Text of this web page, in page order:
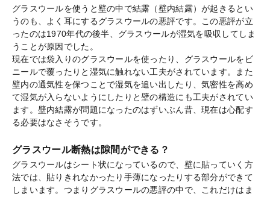
グラスウールを使うと壁の中で結露（壁内結露）が起きるとい
うのも、よく耳にするグラスウールの悪評です。この悪評が立
ったのは1970年代の後半、グラスウールが湿気を吸収してしま
うことが原因でした。
現在では袋入りのグラスウールを使ったり、グラスウールをビ
ニールで覆ったりと湿気に触れない工夫がされています。また
壁内の通気性を保つことで湿気を追い出したり、気密性を高め
て湿気が入らないようにしたりと壁の構造にも工夫がされてい
ます。壁内結露が問題になったのはずいぶん昔、現在は心配す
る必要はなさそうです。
グラスウール断熱は隙間ができる？
グラスウールはシート状になっているので、壁に貼っていく方
法では、貼りきれなかったり手薄になったりする部分ができて
しまいます。つまりグラスウールの悪評の中で、これだけはま